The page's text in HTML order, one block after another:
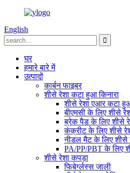
English
घर
हमारे बारे में
उत्पादों
कार्बन फाइबर
शीसे रेशा कटा हुआ किनारा
शीसे रेशा एआर कटा
बीएमसी के लिए शीसे
ब्रेक पैड के लिए शीसे
कंक्रीट के लिए शीसे
नीडल मैट के लिए शीसे
PA/PP/PBT के लिए
शीसे रेशा कपड़ा
फिबेर्ग्लस्स जाली